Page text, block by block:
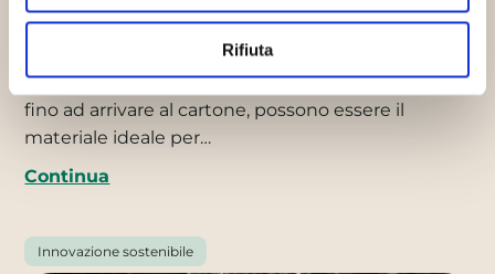
Rifiuta
A Natale i pacchetti possono
diventare ecologici
15/12/2016
La carta da imballaggio, la carta velina,
fino ad arrivare al cartone, possono essere il
materiale ideale per…
Continua
Innovazione sostenibile